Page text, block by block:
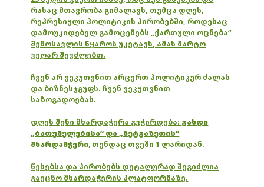
რასაც მთავრობა გიმალავს, თუმცა დღეს,
რეპრესიული პოლიტიკის პირობებში, როდესაც
დამოუკიდებელ გამოცემებს „ქართული ოცნება“
შემოსავლის წყაროს უკეტავს, ამას მარტო
ვეღარ შევძლებთ.
ჩვენ არ ვეკუთვნით არცერთ პოლიტიკურ ძალას
და ბიზნესჯგუფს. ჩვენ ვეკუთვნით
საზოგადოებას.
დღეს შენი მხარდაჭერა გვჭირდება: გახდი
„ბათუმელებისა“ და „ნეტგაზეთის“
მხარდამჭერი, თუნდაც თვეში 1 ლარიდან.
წესებსა და პირობებს დეტალურად შეგიძლია
გაეცნო მხარდაჭერის პლატფორმაზე.